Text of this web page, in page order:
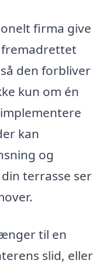
firma give
den forbliver
kun om én
kan
og
terrasse ser
til en
slid, eller